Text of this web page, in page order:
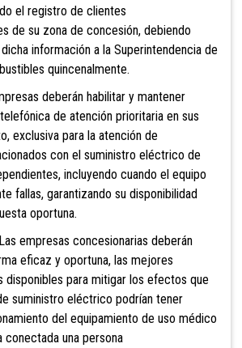
el registro de clientes
de su zona de concesión, debiendo
información a la Superintendencia de
quincenalmente.
deberán habilitar y mantener
de atención prioritaria en sus
exclusiva para la atención de
con el suministro eléctrico de
incluyendo cuando el equipo
fallas, garantizando su disponibilidad
oportuna.
Las empresas concesionarias deberán
eficaz y oportuna, las mejores
disponibles para mitigar los efectos que
suministro eléctrico podrían tener
del equipamiento de uso médico
conectada una persona